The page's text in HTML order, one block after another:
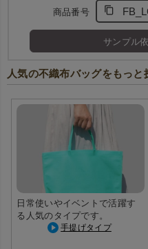
上部にホックがついており、
易に口止めできます。
商品番号
サンプル
人気の不織布バッグをもっと
日常使いやイベントで活躍す
る人気のタイプです。
手提げタイプ